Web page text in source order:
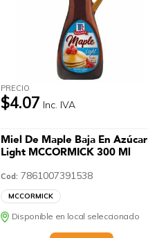
PRECIO
$4.07 Inc. IVA
Miel De Maple Baja En Azúcar
Light MCCORMICK 300 Ml
Cod: 7861007391538
MCCORMICK
Disponible en local seleccionado